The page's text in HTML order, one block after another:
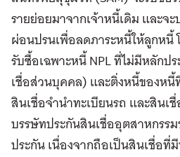
รายย่อยมาจากเจ้าหนี้เดิม และจ
ผ่อนปรนเพื่อลดภาระหนี้ให้ลูกหนี้
รับซื้อเฉพาะหนี้ NPL ที่ไม่มีหลักป
เชื่อส่วนบุคคล) และติ่งหนี้ของหนี้
สินเชื่อจำนำทะเบียนรถ และสินเ
บรรษัทประกันสินเชื่ออุตสาหกรร
ประกัน เนื่องจากถือเป็นสินเชื่อที่